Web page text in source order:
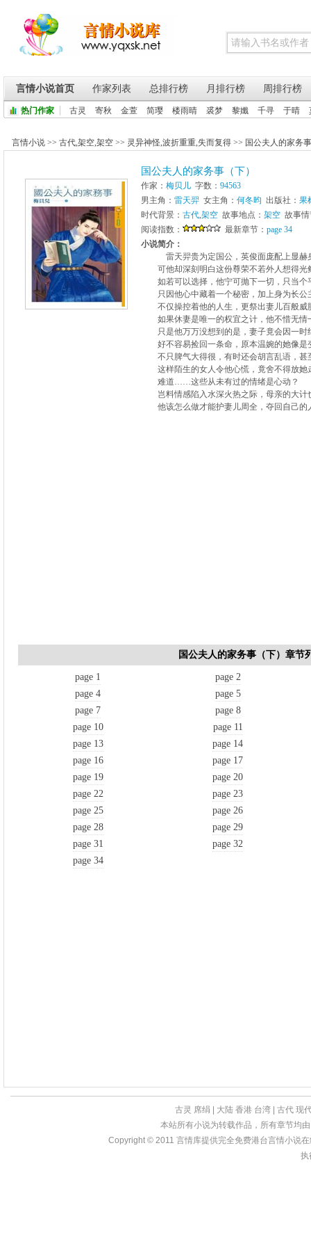
言情小说首页 作家列表 总排行榜 月排行榜 周排行榜
热门作家 古灵 寄秋 金萱 简璎 楼雨晴 裘梦 黎孅 千寻 于晴
言情小说 >> 古代,架空,架空 >> 灵异神怪,波折重重,失而复得 >> 国公夫人的家务
国公夫人的家务事（下）
作家： 梅贝儿 字数： 94563
男主角： 雷天羿 女主角： 何冬昀 出版社： 果
时代背景： 古代,架空 故事地点： 架空 故事
阅读指数：
最新章节： page 34
小说简介：
雷天羿贵为定国公，英俊面庞配上显赫
可他却深刻明白这份尊荣不若外人想得光
如若可以选择，他宁可抛下一切，只当个
只因他心中藏着一个秘密，加上身为长公
不仅操控着他的人生，更祭出妻儿百般威
如果休妻是唯一的权宜之计，他不惜无情
只是他万万没想到的是，妻子竟会因一时
好不容易捡回一条命，原本温婉的她像是
不只脾气大得很，有时还会胡言乱语，甚
这样陌生的女人令他心慌，竟舍不得放她
难道……这些从未有过的情绪是心动？
岂料情感陷入水深火热之际，母亲的大计
他该怎么做才能护妻儿周全，夺回自己的
国公夫人的家务事（下）章节
page 1
page 2
page 4
page 5
page 7
page 8
page 10
page 11
page 13
page 14
page 16
page 17
page 19
page 20
page 22
page 23
page 25
page 26
page 28
page 29
page 31
page 32
page 34
古灵 席绢 大陆 香港 台湾 古代 现
本站所有小说为转载作品，所有章节均
Copyright © 2011 言情库提供完全免费港台言情小说
执